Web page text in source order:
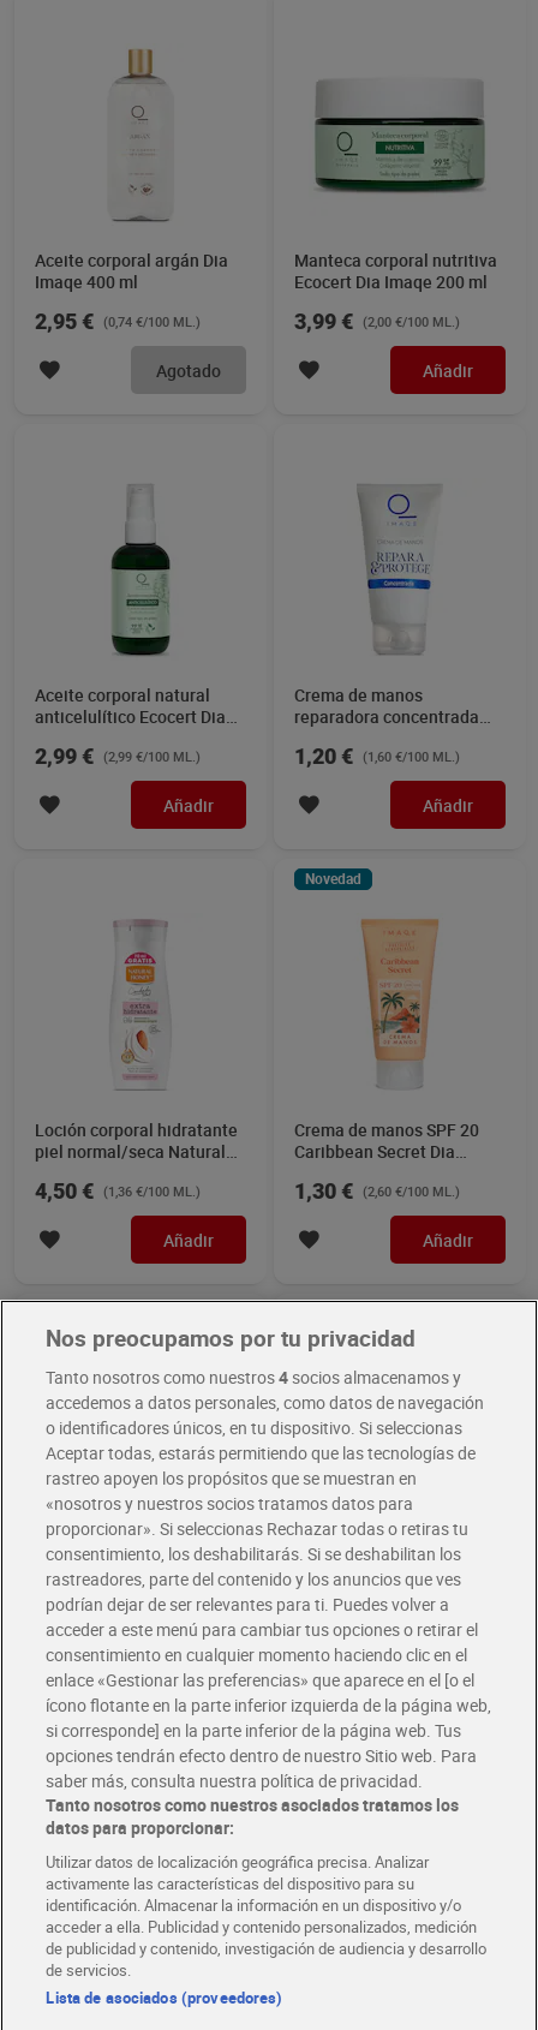
Aceite corporal argán Dia
Imaqe 400 ml
2,95 € (0,74 €/100 ML.)
Agotado
Manteca corporal nutritiva
Ecocert Dia Imaqe 200 ml
3,99 € (2,00 €/100 ML.)
Añadir
Aceite corporal natural
anticelulítico Ecocert Dia
2,99 € (2,99 €/100 ML.)
Añadir
Crema de manos
reparadora concentrada
1,20 € (1,60 €/100 ML.)
Añadir
Loción corporal hidratante
piel normal/seca Natural
4,50 € (1,36 €/100 ML.)
Añadir
Novedad
Crema de manos SPF 20
Caribbean Secret Dia
1,30 € (2,60 €/100 ML.)
Añadir
Exfoliante corporal con
extracto de lavanda Dia
Imaqe 250 ml
3,45 € (1,38 €/100 ML.)
Añadir
Crema de manos oliva
Nivea 75 ml
1,95 € (2,60 €/100 ML.)
Añadir
Novedad
Neceser Caribbean Secret
Nos preocupamos por tu privacidad
Tanto nosotros como nuestros4socios almacenamos y
accedemos a datos personales, como datos de navegación
o identificadores únicos, en tu dispositivo. Si seleccionas
Aceptar todas, estarás permitiendo que las tecnologías de
rastreo apoyen los propósitos que se muestran en
«nosotros y nuestros socios tratamos datos para
proporcionar». Si seleccionas Rechazar todas o retiras tu
consentimiento, los deshabilitarás. Si se deshabilitan los
rastreadores, parte del contenido y los anuncios que ves
podrían dejar de ser relevantes para ti. Puedes volver a
acceder a este menú para cambiar tus opciones o retirar el
consentimiento en cualquier momento haciendo clic en el
enlace «Gestionar las preferencias» que aparece en el [o el
ícono flotante en la parte inferior izquierda de la página web,
si corresponde] en la parte inferior de la página web. Tus
opciones tendrán efecto dentro de nuestro Sitio web. Para
saber más, consulta nuestra política de privacidad.
Tanto nosotros como nuestros asociados tratamos los
datos para proporcionar:
Utilizar datos de localización geográfica precisa. Analizar
activamente las características del dispositivo para su
identificación. Almacenar la información en un dispositivo y/o
acceder a ella. Publicidad y contenido personalizados, medición
de publicidad y contenido, investigación de audiencia y desarrollo
de servicios.
Lista de asociados (proveedores)